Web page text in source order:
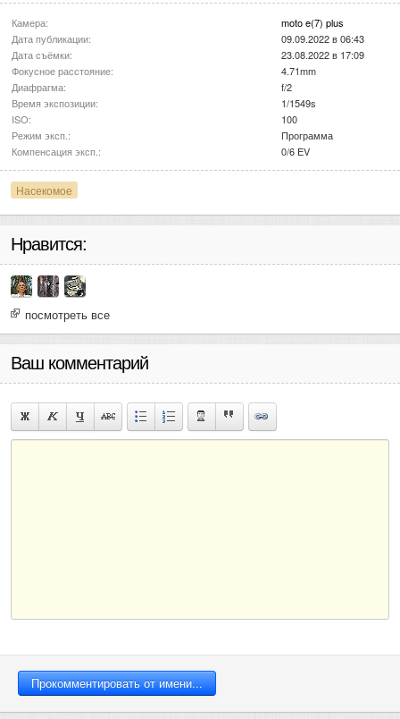
Камера:
moto e(7) plus
Дата публикации:
09.09.2022 в 06:43
Дата съёмки:
23.08.2022 в 17:09
Фокусное расстояние:
4.71mm
Диафрагма:
f/2
Время экспозиции:
1/1549s
ISO:
100
Режим эксп.:
Программа
Компенсация эксп.:
0/6 EV
Насекомое
Нравится:
посмотреть все
Ваш комментарий